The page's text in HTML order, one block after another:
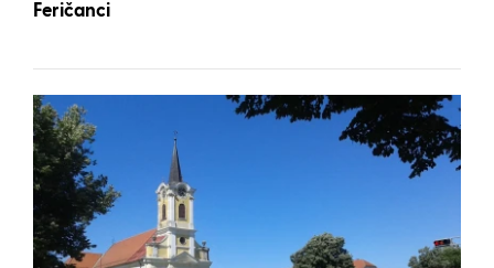
Feričanci